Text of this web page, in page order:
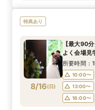
特典あり
8/16(日)
【最大90
よく会場見
所要時間：
10:00〜
13:00〜
16:00〜